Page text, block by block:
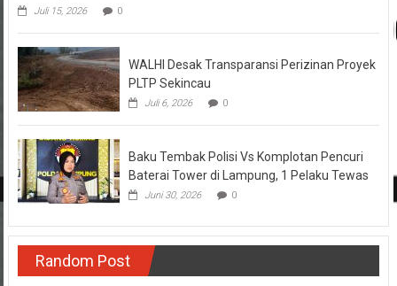
Juli 15, 2026 0
WALHI Desak Transparansi Perizinan Proyek
PLTP Sekincau
Juli 6, 2026 0
Baku Tembak Polisi Vs Komplotan Pencuri
Baterai Tower di Lampung, 1 Pelaku Tewas
Juni 30, 2026 0
Random Post